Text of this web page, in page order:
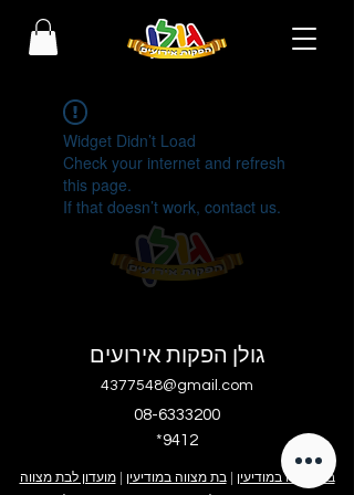
Widget Didn’t Load
Check your internet and refresh
this page.
If that doesn’t work, contact us.
גולן הפקות אירועים
4377548@gmail.com
08-6333200
בר מצווה במודיעין |בת מצווה במודיעין |מועדון לבת מצווה
*9412